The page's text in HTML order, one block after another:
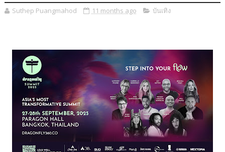
Suthep Puangmahod 11 months ago บันเทิง